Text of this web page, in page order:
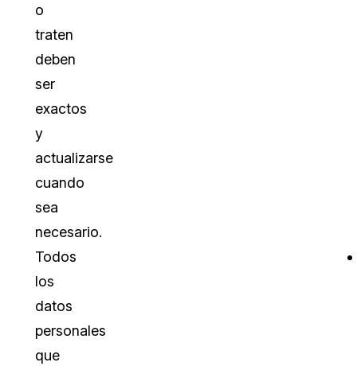
o
traten
deben
ser
exactos
y
actualizarse
cuando
sea
necesario.
Todos
los
datos
personales
que